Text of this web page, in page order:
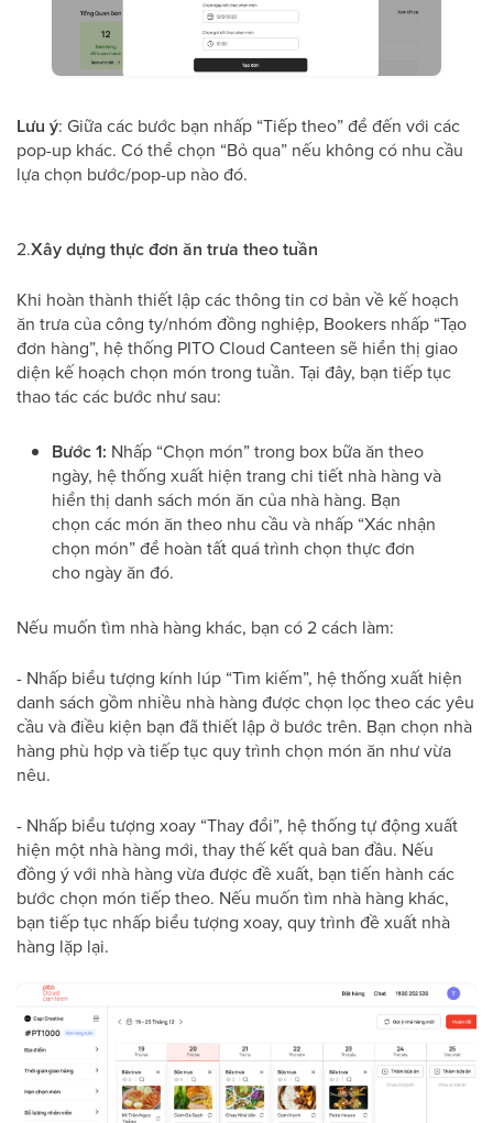
Lưu ý: Giữa các bước bạn nhấp “Tiếp theo” để đến với các
pop-up khác. Có thể chọn “Bỏ qua” nếu không có nhu cầu
lựa chọn bước/pop-up nào đó.
2.Xây dựng thực đơn ăn trưa theo tuần
Khi hoàn thành thiết lập các thông tin cơ bản về kế hoạch
ăn trưa của công ty/nhóm đồng nghiệp, Bookers nhấp “Tạo
đơn hàng”, hệ thống PITO Cloud Canteen sẽ hiển thị giao
diện kế hoạch chọn món trong tuần. Tại đây, bạn tiếp tục
thao tác các bước như sau:
Bước 1: Nhấp “Chọn món” trong box bữa ăn theo
ngày, hệ thống xuất hiện trang chi tiết nhà hàng và
hiển thị danh sách món ăn của nhà hàng. Bạn
chọn các món ăn theo nhu cầu và nhấp “Xác nhận
chọn món” để hoàn tất quá trình chọn thực đơn
cho ngày ăn đó.
Nếu muốn tìm nhà hàng khác, bạn có 2 cách làm:
- Nhấp biểu tượng kính lúp “Tìm kiếm”, hệ thống xuất hiện
danh sách gồm nhiều nhà hàng được chọn lọc theo các yêu
cầu và điều kiện bạn đã thiết lập ở bước trên. Bạn chọn nhà
hàng phù hợp và tiếp tục quy trình chọn món ăn như vừa
nêu.
- Nhấp biểu tượng xoay “Thay đổi”, hệ thống tự động xuất
hiện một nhà hàng mới, thay thế kết quả ban đầu. Nếu
đồng ý với nhà hàng vừa được đề xuất, bạn tiến hành các
bước chọn món tiếp theo. Nếu muốn tìm nhà hàng khác,
bạn tiếp tục nhấp biểu tượng xoay, quy trình đề xuất nhà
hàng lặp lại.